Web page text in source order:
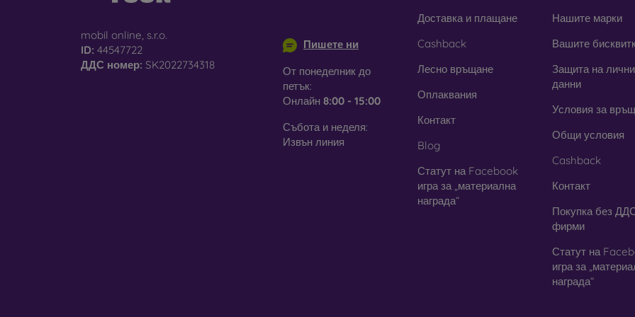
Защитни фолиа за мобилен
Освен закалени стъкла, можете да използвате и
предлага толкова висока степен на защита като стъклото. Използва
поставянето на стъкло е по-трудно. Благодарение на тънкия си
калъфи. В съчетание със защитен калъф осигурява достатъчно добро
Независимо дали изберете фолио или някой от видовете защитни
модел на вашия смартфон. В нашия онлайн магазинFOONще
стъкла за мобилни телефони.
mobil online, s.r.o.
ID: 44547722
ДДС ​​номер: SK2022734318
Пишете ни
От понеделник до
петък:
Онлайн 8:00 - 15:00
Събота и неделя:
Извън линия
Доставка и плащане
Cashback
Лесно връщане
Оплаквания
Контакт
Blog
Статут на Facebook
игра за „материална
награда“
Нашите марки
Вашите
Защита на
данни
Условия за
Общи условия
Cashback
Контакт
Покупка без
фирми
Статут на
игра за
награда“